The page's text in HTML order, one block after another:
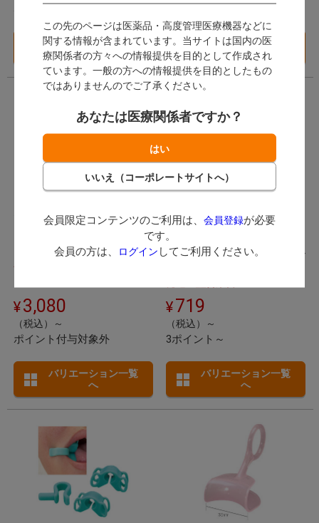
この先のページは医薬品・高度管理医療機器などに
関する情報が含まれています。当サイトは国内の医
療関係者の方々への情報提供を目的として作成され
ています。一般の方への情報提供を目的としたもの
ではありませんのでご了承ください。
あなたは医療関係者ですか？
会員限定コンテンツのご利用は、 会員登録が必要
です。
会員の方は、
ログイン してご利用ください。
ポイント付与対象外
バリエーション一覧
へ
ポイント付与対象外
バリエーション一覧
へ
オプチビュー
発送：
3,080
（税込）～
ポイント付与対象外
バリエーション一覧
へ
ワイダーミニ
ザイコア・インターナショナル
719
（税込）～
3ポイント～
バリエーション一覧
へ